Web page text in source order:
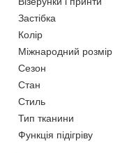
Застібка
Колір
Міжнародний розмір
Сезон
Стан
Стиль
Тип тканини
Функція підігріву